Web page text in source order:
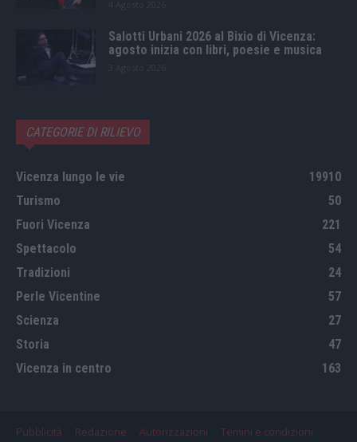
Salotti Urbani 2026 al Bixio di Vicenza:
agosto inizia con libri, poesie e musica
CATEGORIE DI RILIEVO
Vicenza lungo le vie
19910
Turismo
50
Fuori Vicenza
221
Spettacolo
54
Tradizioni
24
Perle Vicentine
57
Scienza
27
Storia
47
Vicenza in centro
163
Pubblicità Redazione Autorizzazioni Temini e condizioni